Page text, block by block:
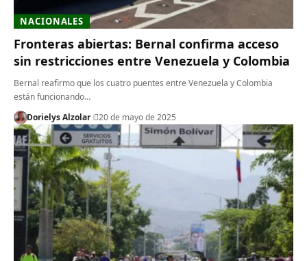
NACIONALES
Fronteras abiertas: Bernal confirma acceso
sin restricciones entre Venezuela y Colombia
Bernal reafirmo que los cuatro puentes entre Venezuela y Colombia
están funcionando…
Dorielys Alzolar
20 de mayo de 2025